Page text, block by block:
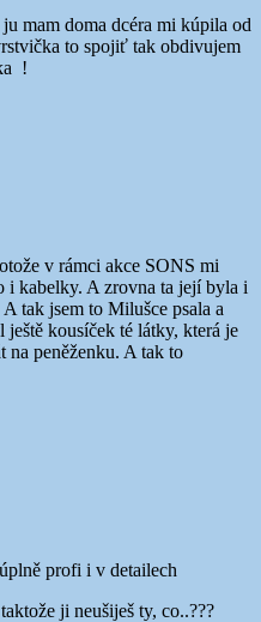
mam doma dcéra mi kúpila od
to spojiť tak obdivujem
!
v rámci akce SONS mi
i kabelky. A zrovna ta její byla i
tak jsem to Milušce psala a
kousíček té látky, která je
na peněženku. A tak to
profi i v detailech
ji neušiješ ty, co..???